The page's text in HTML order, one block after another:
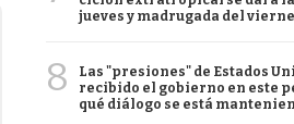
jueves y madrugada del
8
Las "presiones" de Estados
recibido el gobierno en este
qué diálogo se está